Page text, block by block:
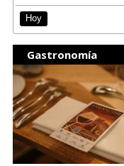
Hoy
Gastronomía